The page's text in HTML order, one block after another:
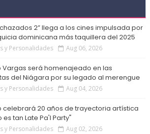
2” llega a los cines impulsada por
dominicana más taquillera del 2025
y Personalidades Aug 06, 2026
Vargas será homenajeado en las
del Niágara por su legado al merengue
y Personalidades Aug 04, 2026
celebrará 20 años de trayectoria artística
es tan Late Pa'l Party"
y Personalidades Aug 02, 2026